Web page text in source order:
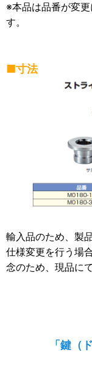
※本品は品番が変
す。
■寸法
輸入品のため、製
仕様変更を行う場
念のため、現品に
「鍵（